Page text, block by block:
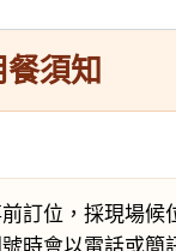
須知
訂位，採現場